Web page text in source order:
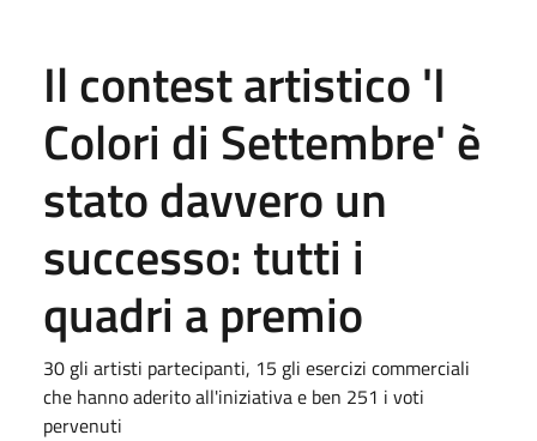
Il contest artistico 'I
Colori di Settembre' è
stato davvero un
successo: tutti i
quadri a premio
30 gli artisti partecipanti, 15 gli esercizi commerciali
che hanno aderito all'iniziativa e ben 251 i voti
pervenuti